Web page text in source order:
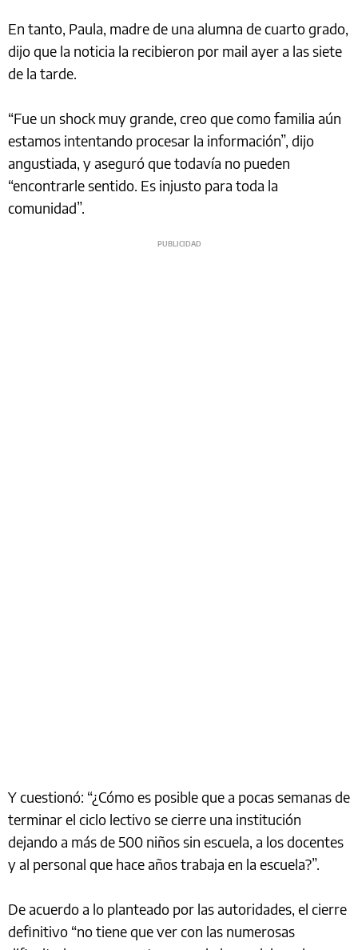
En tanto, Paula, madre de una alumna de cuarto grado,
dijo que la noticia la recibieron por mail ayer a las siete
de la tarde.
“Fue un shock muy grande, creo que como familia aún
estamos intentando procesar la información”, dijo
angustiada, y aseguró que todavía no pueden
“encontrarle sentido. Es injusto para toda la
comunidad”.
Y cuestionó: “¿Cómo es posible que a pocas semanas de
terminar el ciclo lectivo se cierre una institución
dejando a más de 500 niños sin escuela, a los docentes
y al personal que hace años trabaja en la escuela?”.
De acuerdo a lo planteado por las autoridades, el cierre
definitivo “no tiene que ver con las numerosas